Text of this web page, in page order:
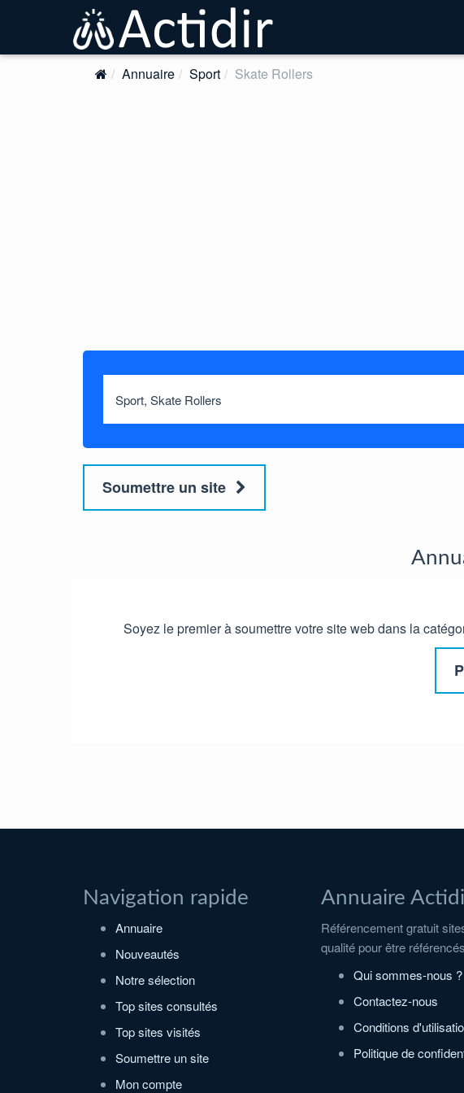
Annuaire Sport Skate Rollers
Soumettre un site
Soyez le premier à soumettre votre site web dans la
Navigation rapide
Annuaire
Nouveautés
Notre sélection
Top sites consultés
Top sites visités
Soumettre un site
Mon compte
Annuaire
Référencement gratuit
qualité pour être
Qui sommes-nous ?
Contactez-nous
Conditions
Politique de